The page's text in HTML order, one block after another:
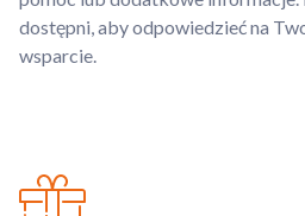
dostępni, aby odpowiedzieć na
wsparcie.